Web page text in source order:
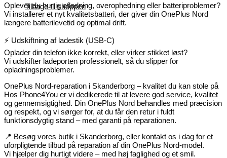
Tilbage til shoppen
Oplever du hurtig afladning, overophedning eller batteriproblemer?
Vi installerer et nyt kvalitetsbatteri, der giver din OnePlus Nord
længere batterilevetid og optimal drift.
⚡ Udskiftning af ladestik (USB-C)
Oplader din telefon ikke korrekt, eller virker stikket løst?
Vi udskifter ladeporten professionelt, så du slipper for
opladningsproblemer.
OnePlus Nord-reparation i Skanderborg – kvalitet du kan stole på
Hos Phone4You er vi dedikerede til at levere god service, kvalitet
og gennemsigtighed. Din OnePlus Nord behandles med præcision
og respekt, og vi sørger for, at du får den retur i fuldt
funktionsdygtig stand – med garanti på reparationen.
📍 Besøg vores butik i Skanderborg, eller kontakt os i dag for et
uforpligtende tilbud på reparation af din OnePlus Nord-model.
Vi hjælper dig hurtigt videre – med høj faglighed og et smil.